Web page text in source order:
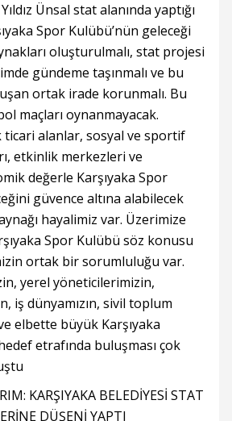
Ünsal stat alanında yaptığı
Spor Kulübü’nün geleceği
oluşturulmalı, stat projesi
gündeme taşınmalı ve bu
ortak irade korunmalı. Bu
maçları oynanmayacak.
ticari alanlar, sosyal ve sportif
etkinlik merkezleri ve
değerle Karşıyaka Spor
güvence altına alabilecek
hayalimiz var. Üzerimize
Spor Kulübü söz konusu
ortak bir sorumluluğu var.
yerel yöneticilerimizin,
iş dünyamızın, sivil toplum
elbette büyük Karşıyaka
etrafında buluşması çok
KARŞIYAKA BELEDİYESİ STAT
DÜŞENİ YAPTI